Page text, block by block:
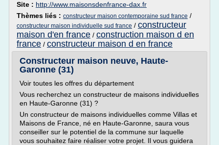
Site : http://www.maisonsdenfrance-dax.fr
Thèmes liés : constructeur maison contemporaine sud france /
constructeur maison individuelle sud france / constructeur
maison d'en france / construction maison d en
france / constructeur maison d en france
Constructeur maison neuve, Haute-
Garonne (31)
Voir toutes les offres du département
Vous recherchez un constructeur de maisons individuelles
en Haute-Garonne (31) ?
Un constructeur de maisons individuelles comme Villas et
Maisons de France, né en Haute-Garonne, saura vous
conseiller sur le potentiel de la commune sur laquelle
vous souhaitez faire réaliser votre projet. Il vous guidera